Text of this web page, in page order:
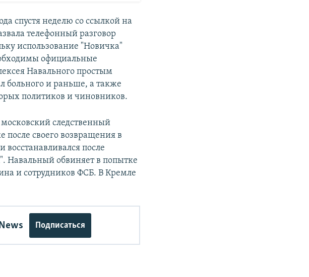
спустя неделю со ссылкой на
телефонный разговор
использование "Новичка"
официальные
Навального простым
больного и раньше, а также
политиков и чиновников.
следственный
после своего возвращения в
после
Навальный обвиняет в попытке
и сотрудников ФСБ. В Кремле
Подписаться